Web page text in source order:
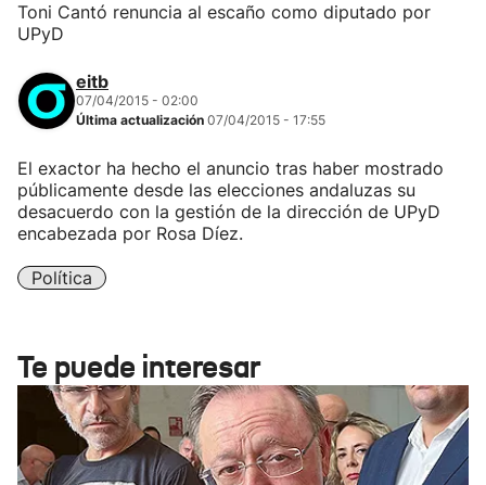
Toni Cantó renuncia al escaño como diputado por
UPyD
eitb
07/04/2015 - 02:00
Última actualización 07/04/2015 - 17:55
El exactor ha hecho el anuncio tras haber mostrado
públicamente desde las elecciones andaluzas su
desacuerdo con la gestión de la dirección de UPyD
encabezada por Rosa Díez.
Política
Te puede interesar